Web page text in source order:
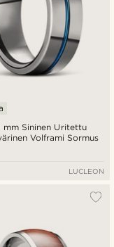
mm Sininen Uritettu
Volframi Sormus
LUCLEON